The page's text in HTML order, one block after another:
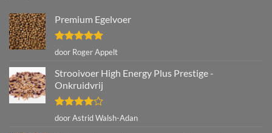
Premium Egelvoer
Gewaardeerd
uit 5
door Roger Appelt
Strooivoer High Energy Plus Prestige -
Onkruidvrij
Gewaardeerd
door Astrid Walsh-Adan